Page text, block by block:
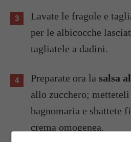
Lavate le fragole e
per le albicocche
tagliatele a dadini.
Preparate ora la salsa
allo zucchero;
bagnomaria e sbattete
crema omogenea.